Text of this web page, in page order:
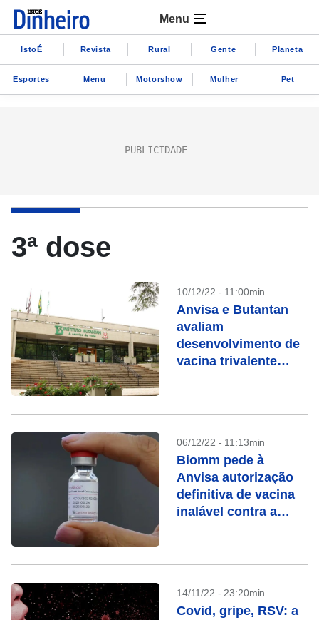
Menu
IstoÉ Revista Rural Gente Planeta
Esportes Menu Motorshow Mulher Pet
3ª dose
10/12/22 - 11:00min
Anvisa e Butantan
avaliam
desenvolvimento de
vacina trivalente
06/12/22 - 11:13min
Biomm pede à
Anvisa autorização
definitiva de vacina
inalável contra a
14/11/22 - 23:20min
Covid, gripe, RSV: a